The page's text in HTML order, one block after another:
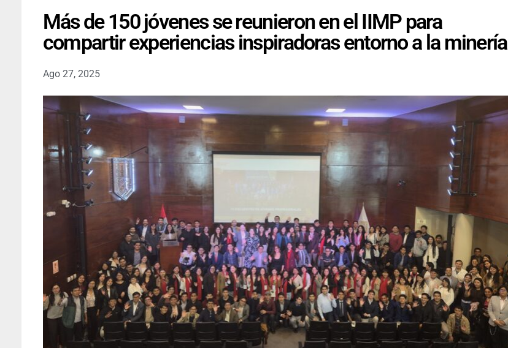
Más de 150 jóvenes se reunieron en el IIMP para
compartir experiencias inspiradoras entorno a la minería
Ago 27, 2025